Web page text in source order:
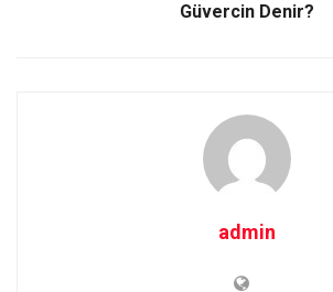
Güvercin Denir?
admin